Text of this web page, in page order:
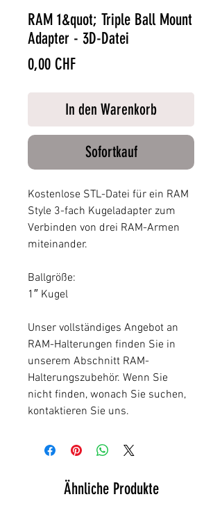
RAM 1&quot; Triple Ball Mount
Adapter - 3D-Datei
0,00 CHFPreis
In den Warenkorb
Sofortkauf
Kostenlose STL-Datei für ein RAM
Style 3-fach Kugeladapter zum
Verbinden von drei RAM-Armen
miteinander.
Ballgröße:
1″ Kugel
Unser vollständiges Angebot an
RAM-Halterungen finden Sie in
unserem Abschnitt RAM-
Halterungszubehör. Wenn Sie
nicht finden, wonach Sie suchen,
kontaktieren Sie uns.
Ähnliche Produkte